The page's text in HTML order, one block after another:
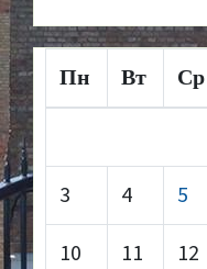
Пн Вт Ср
3 4 5
10 11 12